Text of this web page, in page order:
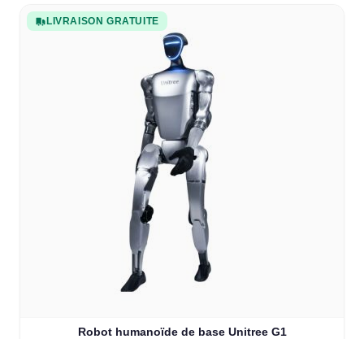
LIVRAISON GRATUITE
Robot humanoïde de base Unitree G1